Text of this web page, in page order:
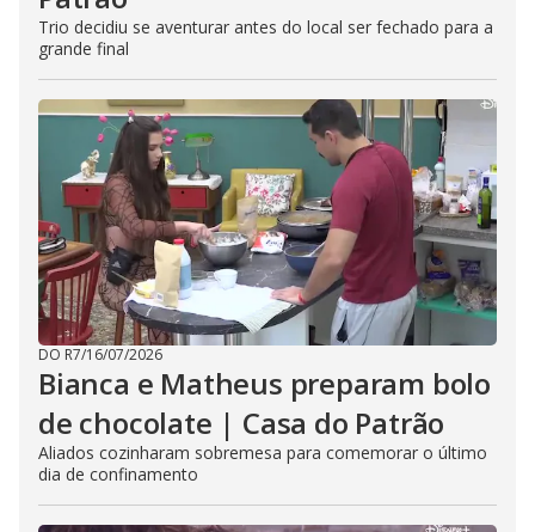
Trio decidiu se aventurar antes do local ser fechado para a
grande final
DO R7/16/07/2026
Bianca e Matheus preparam bolo
de chocolate | Casa do Patrão
Aliados cozinharam sobremesa para comemorar o último
dia de confinamento